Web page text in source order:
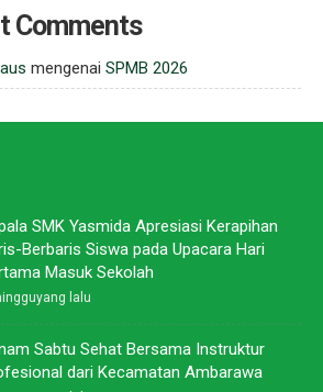
Comments
mengenai SPMB 2026
SMK Yasmida Apresiasi Kerapihan
Berbaris Siswa pada Upacara Hari
Masuk Sekolah
lalu
Sabtu Sehat Bersama Instruktur
dari Kecamatan Ambarawa